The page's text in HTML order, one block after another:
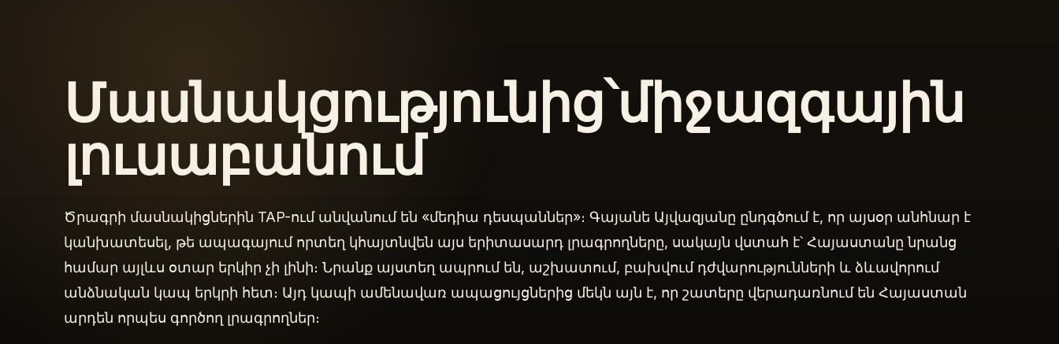
Մասնակցությունից՝միջազգային
լուսաբանում
Ծրագրի մասնակիցներին TAP-ում անվանում են «մեդիա դեսպաններ»։ Գայանե Այվազյանը ընդգծում է, որ այսօր անհնար է
կանխատեսել, թե ապագայում որտեղ կհայտնվեն այս երիտասարդ լրագրողները, սակայն վստահ է՝ Հայաստանը նրանց
համար այլևս օտար երկիր չի լինի։ Նրանք այստեղ ապրում են, աշխատում, բախվում դժվարությունների և ձևավորում
անձնական կապ երկրի հետ։ Այդ կապի ամենավառ ապացույցներից մեկն այն է, որ շատերը վերադառնում են Հայաստան
արդեն որպես գործող լրագրողներ։